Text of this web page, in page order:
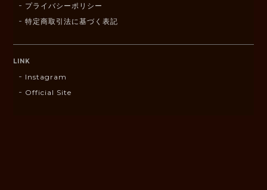
プライバシーポリシー
特定商取引法に基づく表記
LINK
Instagram
Official Site